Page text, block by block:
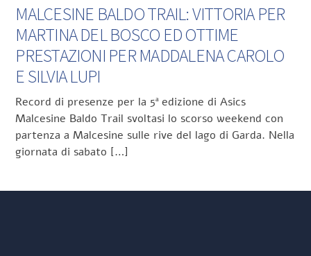
MALCESINE BALDO TRAIL: VITTORIA PER
MARTINA DEL BOSCO ED OTTIME
PRESTAZIONI PER MADDALENA CAROLO
E SILVIA LUPI
Record di presenze per la 5ª edizione di Asics
Malcesine Baldo Trail svoltasi lo scorso weekend con
partenza a Malcesine sulle rive del lago di Garda. Nella
giornata di sabato […]